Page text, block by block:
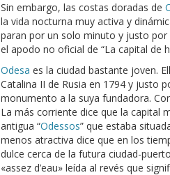
Sin embargo, las costas doradas de
la vida nocturna muy activa y
paran por un solo minuto y justo
el apodo no oficial de “La capital de
Odesa es la ciudad bastante joven.
Catalina II de Rusia en 1794 y justo
monumento a la suya fundadora.
La más corriente dice que la capital
antigua “Odessos” que estaba
menos atractiva dice que en los
dulce cerca de la futura ciudad-
«assez d’eau» leída al revés que